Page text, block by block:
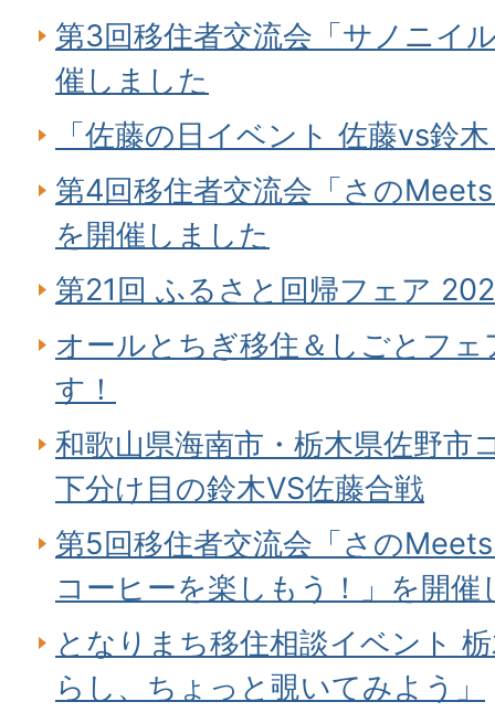
第3回移住者交流会「サノニイ
催しました
「佐藤の日イベント 佐藤vs鈴
第4回移住者交流会「さの
を開催しました
第21回 ふるさと回帰フェア
オールとちぎ移住＆しごとフ
す！
和歌山県海南市・栃木県佐野市
下分け目の鈴木VS佐藤合戦
第5回移住者交流会「さの
コーヒーを楽しもう！」を開催
となりまち移住相談イベント
らし、ちょっと覗いてみよう」